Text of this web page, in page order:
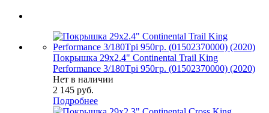
Покрышка 29x2.4" Continental Trail King
Performance 3/180Tpi 950гр. (01502370000) (2020)
Нет в наличии
2 145 руб.
Подробнее